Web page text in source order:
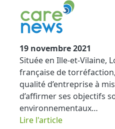
19 novembre 2021
Située en Ille-et-Vilaine,
française de
qualité d’entreprise à
d’affirmer ses objectifs
environnementaux…
​​​​​​​Lire l'article